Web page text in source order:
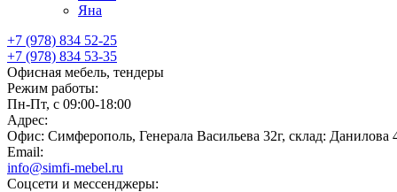
Яна
+7 (978) 834 52-25
+7 (978) 834 53-35
Офисная мебель, тендеры
Режим работы:
Пн-Пт, с 09:00-18:00
Адрес:
Офис: Симферополь, Генерала Васильева 32г, склад: Данилова
Email:
info@simfi-mebel.ru
Соцсети и мессенджеры: